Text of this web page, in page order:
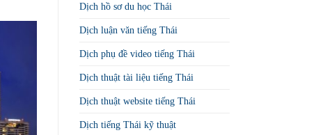
Dịch hồ sơ du học Thái
Dịch luận văn tiếng Thái
Dịch phụ đề video tiếng Thái
Dịch thuật tài liệu tiếng Thái
Dịch thuật website tiếng Thái
Dịch tiếng Thái kỹ thuật